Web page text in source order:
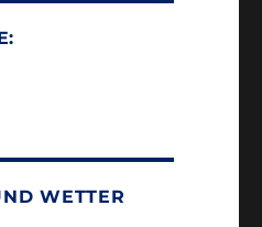
WETTER